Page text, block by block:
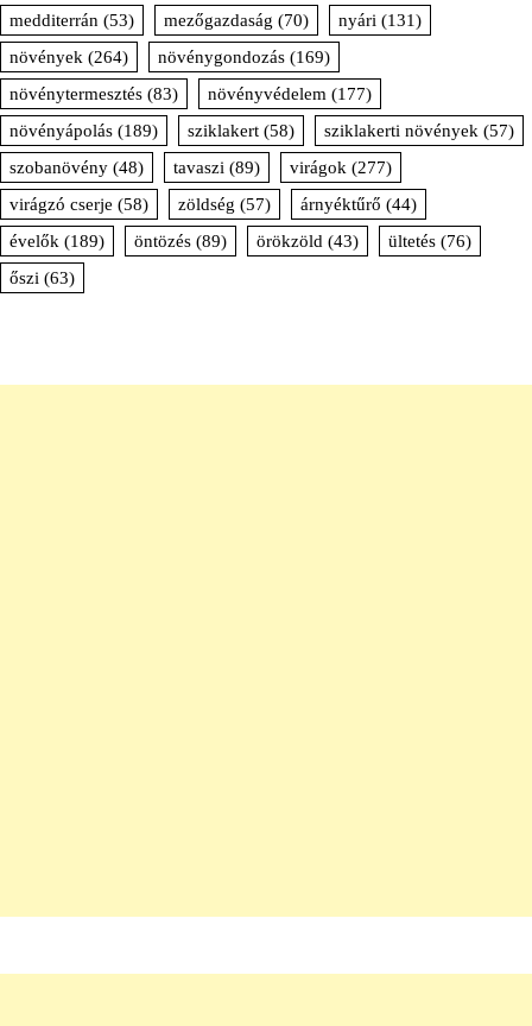
medditerrán (53) mezőgazdaság (70) nyári (131)
növények (264) növénygondozás (169)
növénytermesztés (83) növényvédelem (177)
növényápolás (189) sziklakert (58) sziklakerti növények (57)
szobanövény (48) tavaszi (89) virágok (277)
virágzó cserje (58) zöldség (57) árnyéktűrő (44)
évelők (189) öntözés (89) örökzöld (43) ültetés (76)
őszi (63)